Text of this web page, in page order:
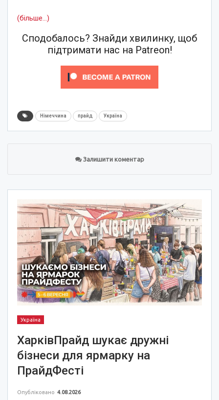
(більше…)
Сподобалось? Знайди хвилинку, щоб
підтримати нас на Patreon!
Німеччина прайд Україна
Залишити коментар
Україна
ХарківПрайд шукає дружні
бізнеси для ярмарку на
ПрайдФесті
Опубліковано 4.08.2026